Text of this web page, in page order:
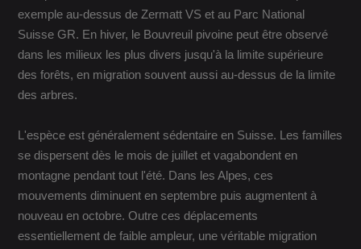
exemple au-dessus de Zermatt VS et au Parc National
Suisse GR. En hiver, le Bouvreuil pivoine peut être observé
dans les milieux les plus divers jusqu'à la limite supérieure
des forêts, en migration souvent aussi au-dessus de la limite
des arbres.
L'espèce est généralement sédentaire en Suisse. Les familles
se dispersent dès le mois de juillet et vagabondent en
montagne pendant tout l'été. Dans les Alpes, ces
mouvements diminuent en septembre puis augmentent à
nouveau en octobre. Outre ces déplacements
essentiellement de faible ampleur, une véritable migration